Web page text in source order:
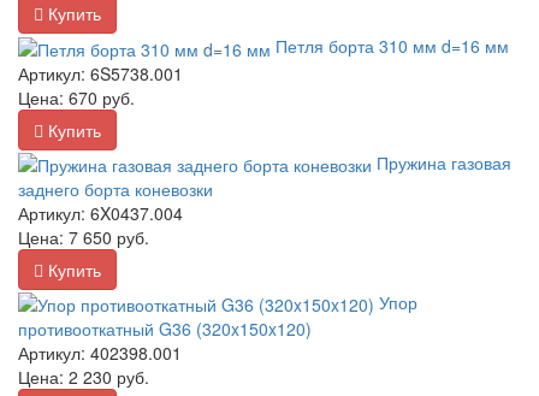
Купить
Петля борта 310 мм d=16 мм
Артикул: 6S5738.001
Цена: 670 руб.
Купить
Пружина газовая
заднего борта коневозки
Артикул: 6X0437.004
Цена: 7 650 руб.
Купить
Упор
противооткатный G36 (320x150x120)
Артикул: 402398.001
Цена: 2 230 руб.